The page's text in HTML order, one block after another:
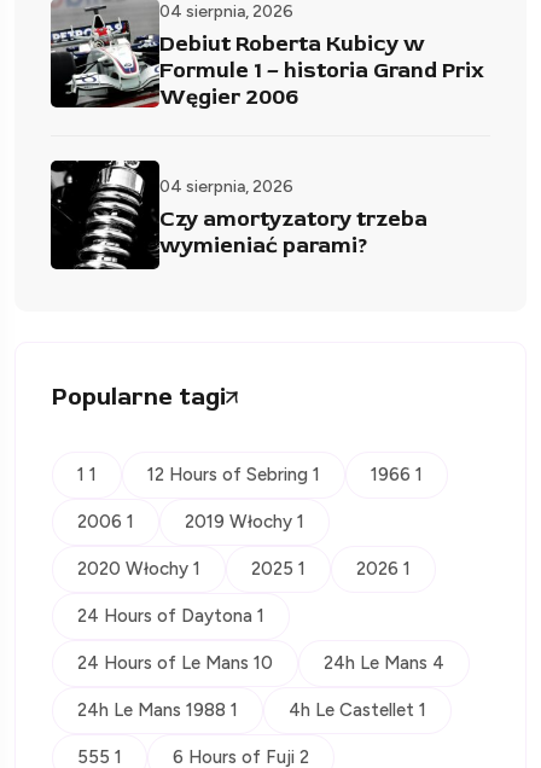
04 sierpnia, 2026
Debiut Roberta Kubicy w
Formule 1 – historia Grand Prix
Węgier 2006
04 sierpnia, 2026
Czy amortyzatory trzeba
wymieniać parami?
Popularne tagi
1 1 12 Hours of Sebring 1 1966 1
2006 1 2019 Włochy 1
2020 Włochy 1 2025 1 2026 1
24 Hours of Daytona 1
24 Hours of Le Mans 10 24h Le Mans 4
24h Le Mans 1988 1 4h Le Castellet 1
555 1 6 Hours of Fuji 2